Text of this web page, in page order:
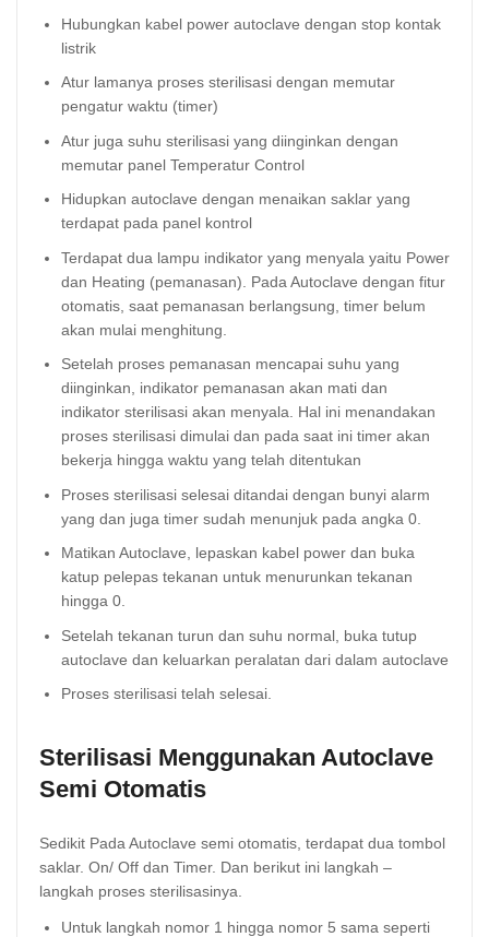
Hubungkan kabel power autoclave dengan stop kontak
listrik
Atur lamanya proses sterilisasi dengan memutar
pengatur waktu (timer)
Atur juga suhu sterilisasi yang diinginkan dengan
memutar panel Temperatur Control
Hidupkan autoclave dengan menaikan saklar yang
terdapat pada panel kontrol
Terdapat dua lampu indikator yang menyala yaitu Power
dan Heating (pemanasan). Pada Autoclave dengan fitur
otomatis, saat pemanasan berlangsung, timer belum
akan mulai menghitung.
Setelah proses pemanasan mencapai suhu yang
diinginkan, indikator pemanasan akan mati dan
indikator sterilisasi akan menyala. Hal ini menandakan
proses sterilisasi dimulai dan pada saat ini timer akan
bekerja hingga waktu yang telah ditentukan
Proses sterilisasi selesai ditandai dengan bunyi alarm
yang dan juga timer sudah menunjuk pada angka 0.
Matikan Autoclave, lepaskan kabel power dan buka
katup pelepas tekanan untuk menurunkan tekanan
hingga 0.
Setelah tekanan turun dan suhu normal, buka tutup
autoclave dan keluarkan peralatan dari dalam autoclave
Proses sterilisasi telah selesai.
Sterilisasi Menggunakan Autoclave
Semi Otomatis
Sedikit Pada Autoclave semi otomatis, terdapat dua tombol
saklar. On/ Off dan Timer. Dan berikut ini langkah –
langkah proses sterilisasinya.
Untuk langkah nomor 1 hingga nomor 5 sama seperti